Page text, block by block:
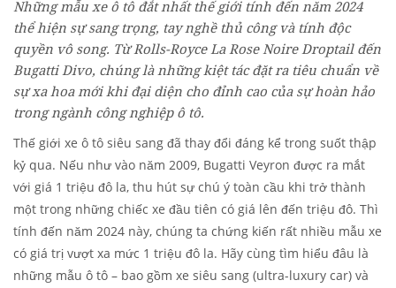
Nhữngmẫu xe ô tô đắt nhất thế giới tính đến năm 2024
thể hiện sự sang trọng, tay nghề thủ công và tính độc
quyền vô song. Từ Rolls-Royce La Rose Noire Droptail đến
Bugatti Divo, chúng lànhững kiệt tác đặt ra tiêu chuẩn về
sự xa hoa mớikhi đại diện cho đỉnh cao của sự hoàn hảo
trong ngành công nghiệp ô tô.
Thế giới xe ô tô siêu sang đã thay đổi đáng kể trong suốt thập
kỷ qua. Nếu như vào năm 2009, Bugatti Veyron được ra mắt
với giá 1 triệu đô la, thu hút sự chú ý toàn cầu khi trở thành
một trong những chiếc xe đầu tiên có giá lên đến triệu đô. Thì
tính đến năm 2024 này, chúng ta chứng kiến rất nhiều mẫu xe
có giá trị vượt xa mức 1 triệu đô la. Hãy cùng tìm hiểu đâu là
những mẫu ô tô – bao gồm xe siêu sang (ultra-luxury car) và